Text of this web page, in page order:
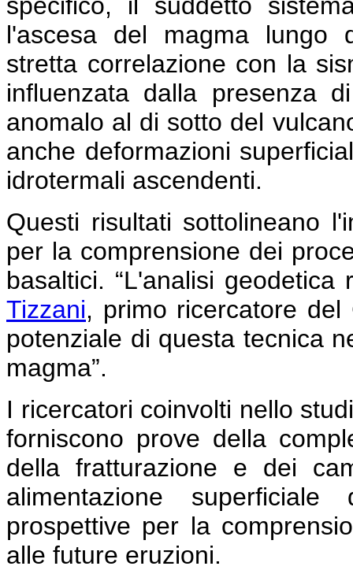
l'ascesa del magma lungo
stretta correlazione con la
influenzata dalla presenza
anomalo al di sotto del
anche deformazioni
idrotermali ascendenti.
Questi risultati sottolineano
per la comprensione dei
basaltici. “L'analisi
Tizzani, primo ricercatore del
potenziale di questa tecnica
magma”.
I ricercatori coinvolti nello
forniscono prove della
della fratturazione e dei
alimentazione
prospettive per la
alle future eruzioni.